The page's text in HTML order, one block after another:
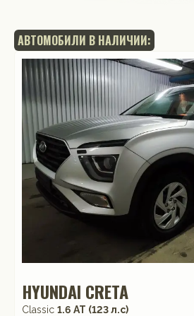
АВТОМОБИЛИ В НАЛИЧИИ:
HYUNDAI CRETA
Classic 1.6 АТ (123 л.с)